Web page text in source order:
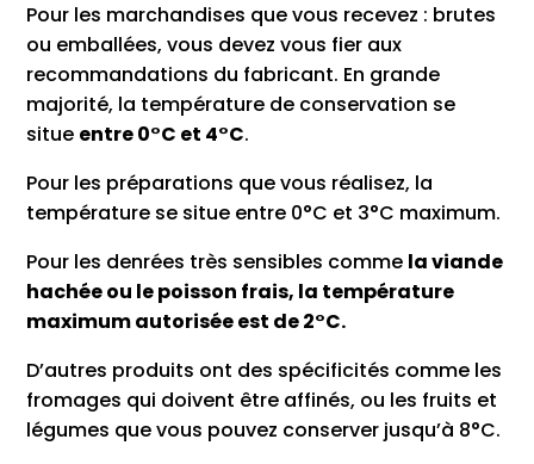
Pour les marchandises que vous recevez : brutes
ou emballées, vous devez vous fier aux
recommandations du fabricant. En grande
majorité, la température de conservation se
situe entre 0°C et 4°C.
Pour les préparations que vous réalisez, la
température se situe entre 0°C et 3°C maximum.
Pour les denrées très sensibles comme la viande
hachée ou le poisson frais, la température
maximum autorisée est de 2°C.
D’autres produits ont des spécificités comme les
fromages qui doivent être affinés, ou les fruits et
légumes que vous pouvez conserver jusqu’à 8°C.